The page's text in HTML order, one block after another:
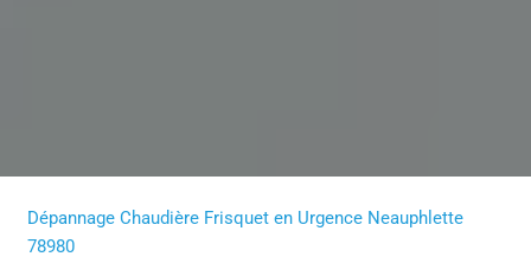
Dépannage Chaudière Frisquet en Urgence Neauphlette
78980